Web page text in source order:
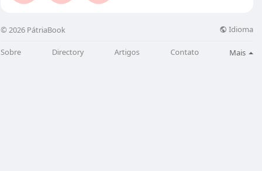
© 2026 PátriaBook Idioma
Sobre Directory Artigos Contato Mais